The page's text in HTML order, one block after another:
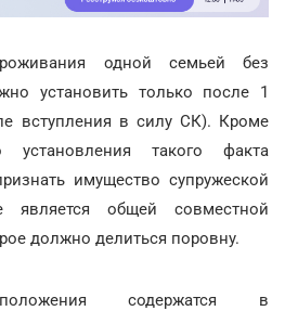
одной семьей без
установить только после 1
вступления в силу СК). Кроме
установления такого факта
имущество супружеской
является общей совместной
должно делиться поровну.
положения содержатся в